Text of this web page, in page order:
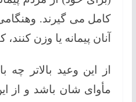
کامل می گیرند.
آنان پیمانه یا وزن
از این وعید بالاتر
مأوای شان باشد و از